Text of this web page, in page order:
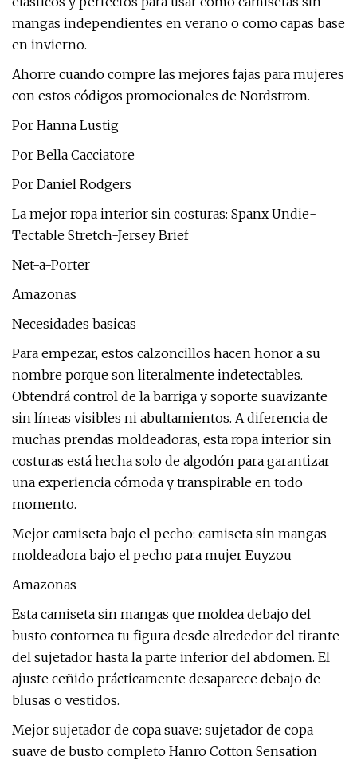
mangas independientes en verano o como capas base
en invierno.
Ahorre cuando compre las mejores fajas para mujeres
con estos códigos promocionales de Nordstrom.
Por Hanna Lustig
Por Bella Cacciatore
Por Daniel Rodgers
La mejor ropa interior sin costuras: Spanx Undie-
Tectable Stretch-Jersey Brief
Net-a-Porter
Amazonas
Necesidades basicas
Para empezar, estos calzoncillos hacen honor a su
nombre porque son literalmente indetectables.
Obtendrá control de la barriga y soporte suavizante
sin líneas visibles ni abultamientos. A diferencia de
muchas prendas moldeadoras, esta ropa interior sin
costuras está hecha solo de algodón para garantizar
una experiencia cómoda y transpirable en todo
momento.
Mejor camiseta bajo el pecho: camiseta sin mangas
moldeadora bajo el pecho para mujer Euyzou
Amazonas
Esta camiseta sin mangas que moldea debajo del
busto contornea tu figura desde alrededor del tirante
del sujetador hasta la parte inferior del abdomen. El
ajuste ceñido prácticamente desaparece debajo de
blusas o vestidos.
Mejor sujetador de copa suave: sujetador de copa
suave de busto completo Hanro Cotton Sensation